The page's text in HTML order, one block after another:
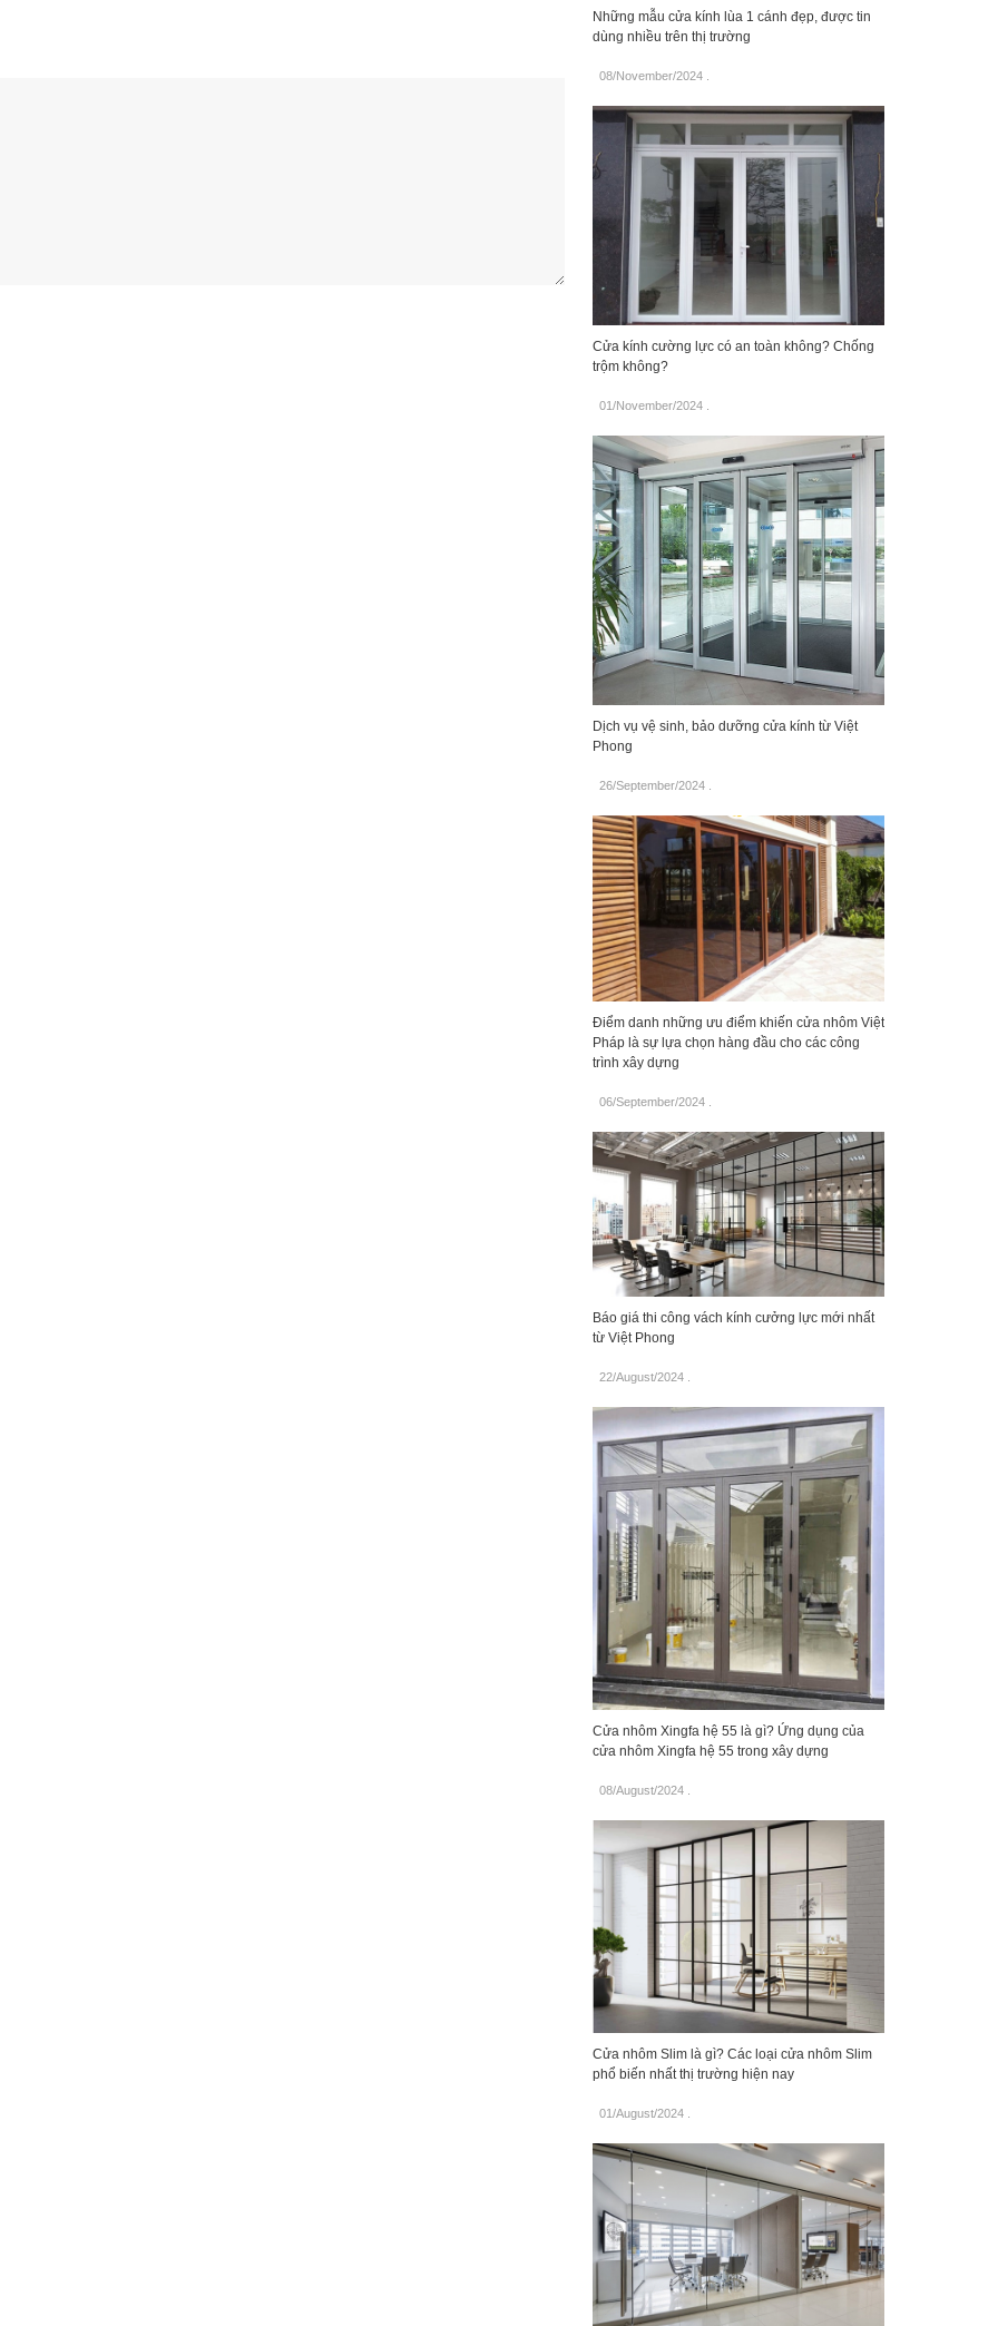
Những mẫu cửa kính lùa 1 cánh đẹp, được tin
dùng nhiều trên thị trường
08/November/2024.
Cửa kính cường lực có an toàn không? Chống
trộm không?
01/November/2024.
Dịch vụ vệ sinh, bảo dưỡng cửa kính từ Việt
Phong
26/September/2024.
Điểm danh những ưu điểm khiến cửa nhôm Việt
Pháp là sự lựa chọn hàng đầu cho các công
trình xây dựng
06/September/2024.
Báo giá thi công vách kính cưởng lực mới nhất
từ Việt Phong
22/August/2024.
Cửa nhôm Xingfa hệ 55 là gì? Ứng dụng của
cửa nhôm Xingfa hệ 55 trong xây dựng
08/August/2024.
Cửa nhôm Slim là gì? Các loại cửa nhôm Slim
phổ biến nhất thị trường hiện nay
01/August/2024.